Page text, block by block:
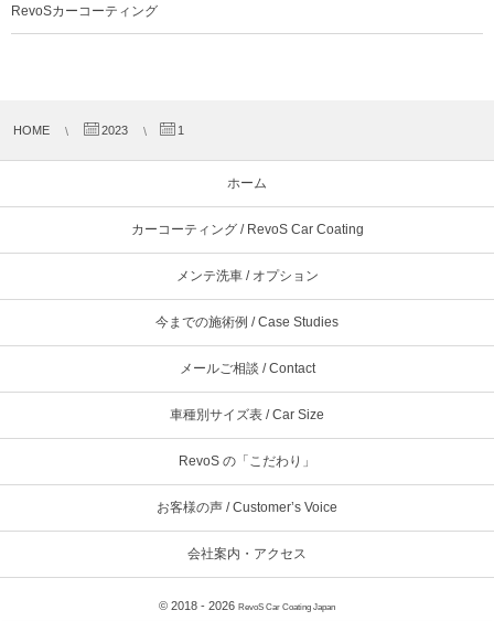
RevoSカーコーティング
HOME 2023 1
ホーム
カーコーティング / RevoS Car Coating
メンテ洗車 / オプション
今までの施術例 / Case Studies
メールご相談 / Contact
車種別サイズ表 / Car Size
RevoS の「こだわり」
お客様の声 / Customer’s Voice
会社案内・アクセス
© 2018 - 2026 RevoS Car Coating Japan